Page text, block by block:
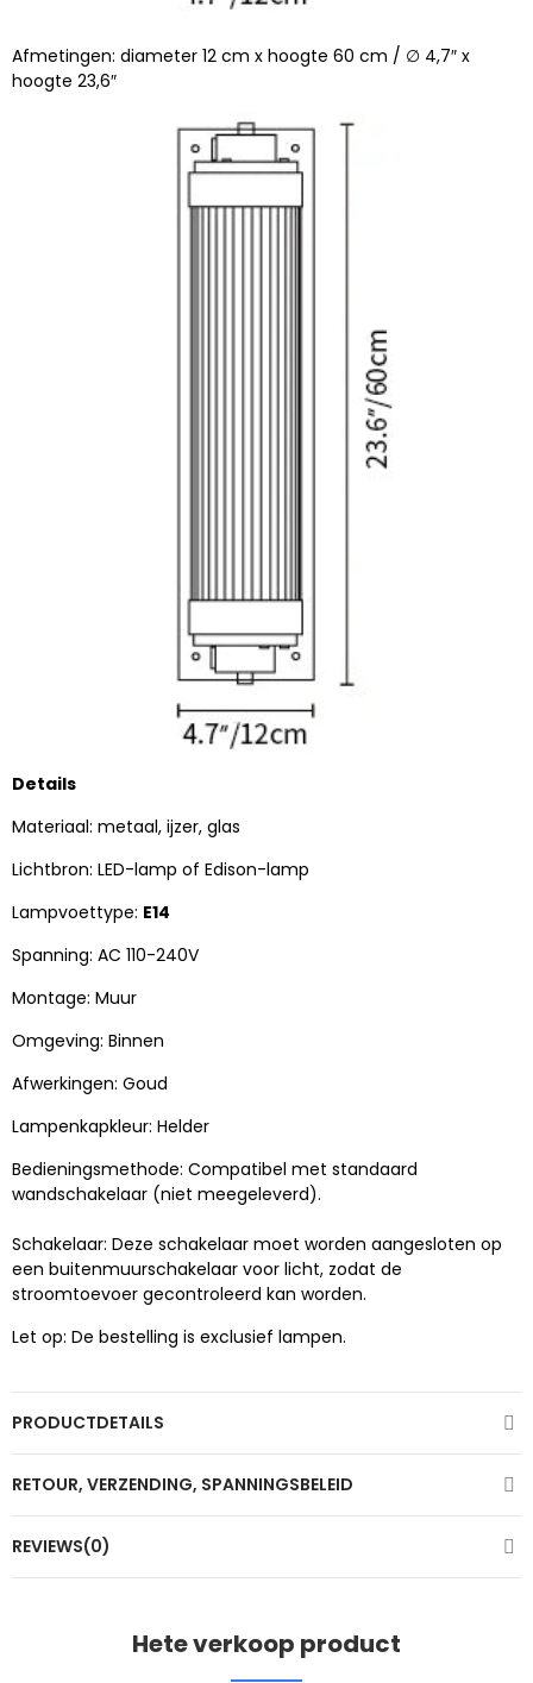
Afmetingen: diameter 12 cm x hoogte 60 cm / ∅ 4,7″ x
hoogte 23,6″
Details
Materiaal: metaal, ijzer, glas
Lichtbron: LED-lamp of Edison-lamp
Lampvoettype: E14
Spanning: AC 110-240V
Montage: Muur
Omgeving: Binnen
Afwerkingen: Goud
Lampenkapkleur: Helder
Bedieningsmethode: Compatibel met standaard
wandschakelaar (niet meegeleverd).
Schakelaar: Deze schakelaar moet worden aangesloten op
een buitenmuurschakelaar voor licht, zodat de
stroomtoevoer gecontroleerd kan worden.
Let op: De bestelling is exclusief lampen.
PRODUCTDETAILS
RETOUR, VERZENDING, SPANNINGSBELEID
REVIEWS(0)
Hete verkoop product